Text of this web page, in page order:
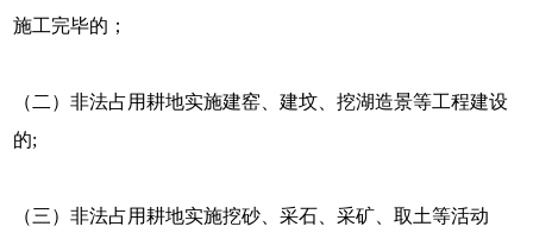
施工完毕的；
（二）非法占用耕地实施建窑、建坟、挖湖造景等工程建设
的;
（三）非法占用耕地实施挖砂、采石、采矿、取土等活动